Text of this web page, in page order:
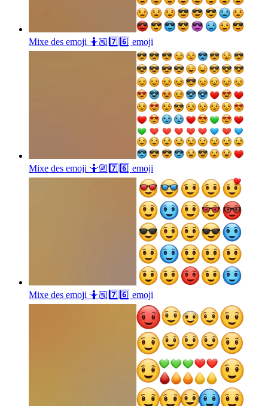
Mixe des emoji 🤷🏼7️⃣6️⃣ emoji
Mixe des emoji 🤷🏼7️⃣6️⃣ emoji
Mixe des emoji 🤷🏼7️⃣6️⃣ emoji